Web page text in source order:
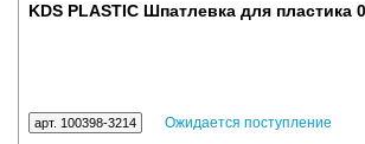
KDS PLASTIC Шпатлевка для пластика
арт. 100398-3214 Ожидается поступление